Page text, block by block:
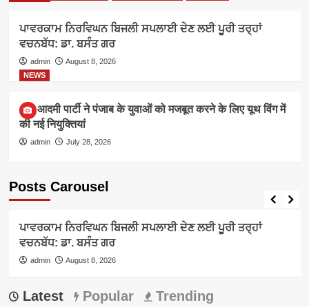
ਪਾਵਰਕਾਮ ਨਿਰਵਿਘਨ ਬਿਜਲੀ ਸਪਲਾਈ ਦੇਣ ਲਈ ਪੂਰੀ ਤਰ੍ਹਾਂ
ਵਚਨਬੱਧ: ਡਾ. ਬਸੰਤ ਗਰ
admin
August 8, 2026
NEWS
आम आदमी पार्टी ने पंजाब के युवाओं को मजबूत करने के लिए यूथ विंग में
की नई नियुक्तियां
admin July 28, 2026
Posts Carousel
ELECTRICITY SUPPLY
ਪਾਵਰਕਾਮ ਨਿਰਵਿਘਨ ਬਿਜਲੀ ਸਪਲਾਈ ਦੇਣ ਲਈ ਪੂਰੀ ਤਰ੍ਹਾਂ
ਵਚਨਬੱਧ: ਡਾ. ਬਸੰਤ ਗਰ
admin August 8, 2026
Latest Popular Trending